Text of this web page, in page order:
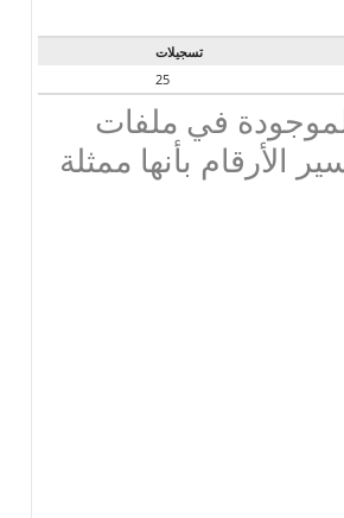
تسجيلات
25
في ملفات
الأرقام بأنها ممثلة